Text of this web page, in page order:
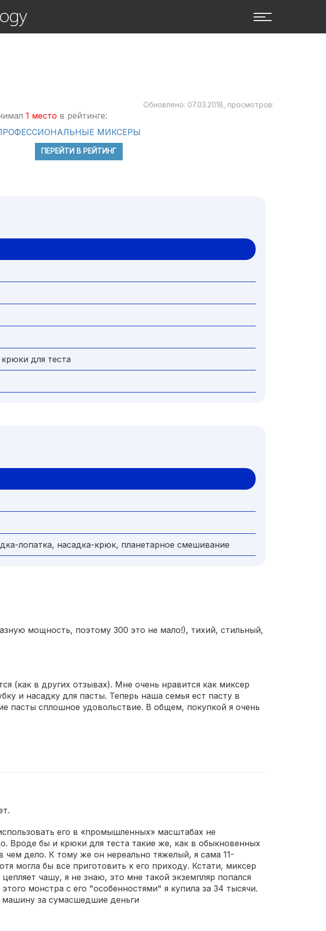
Обновлено: 07.03.2018, просмотров:
1 место в рейтинге:
МИКСЕРЫ
ПЕРЕЙТИ В РЕЙТИНГ
для теста
лопатка, насадка-крюк, планетарное смешивание
мощность, поэтому 300 это не мало!), тихий, стильный,
(как в других отзывах). Мне очень нравится как миксер
и насадку для пасты. Теперь наша семья ест пасту в
пасты сплошное удовольствие. В общем, покупкой я очень
его в «промышленных» масштабах не
Вроде бы и крюки для теста такие же, как в обыкновенных
дело. К тому же он нереально тяжелый, я сама 11-
могла бы все приготовить к его приходу. Кстати, миксер
чашу, я не знаю, это мне такой экземпляр попался
монстра с его "особенностями" я купила за 34 тысячи.
за сумасшедшие деньги